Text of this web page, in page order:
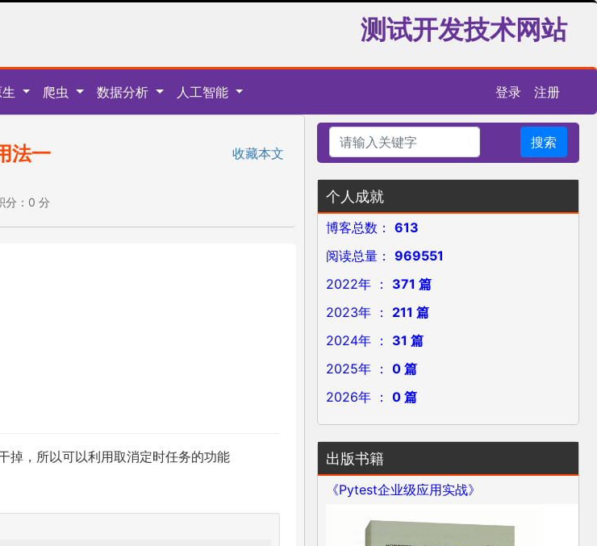
测试开发技术网站
爬虫 数据分析 人工智能 登录 注册
法一 收藏本文
：0 分
掉，所以可以利用取消定时任务的功能
搜索
个人成就
博客总数： 613
阅读总量： 969551
2022年 ： 371 篇
2023年 ： 211 篇
2024年 ： 31 篇
2025年 ： 0 篇
2026年 ： 0 篇
出版书籍
《Pytest企业级应用实战》